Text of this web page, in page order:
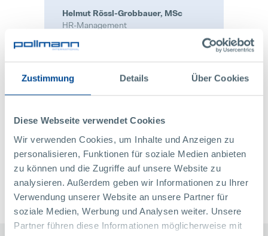
Zustimmung Details Über Cookies
Diese Webseite verwendet Cookies
Wir verwenden Cookies, um Inhalte und Anzeigen zu
personalisieren, Funktionen für soziale Medien anbieten
zu können und die Zugriffe auf unsere Website zu
analysieren. Außerdem geben wir Informationen zu Ihrer
Verwendung unserer Website an unsere Partner für
soziale Medien, Werbung und Analysen weiter. Unsere
Partner führen diese Informationen möglicherweise mit
Helmut Rössl-Grobbauer, MSc
HR-Management
3822 Karlstein / Thaya
bewerben@pollmann.at
联系